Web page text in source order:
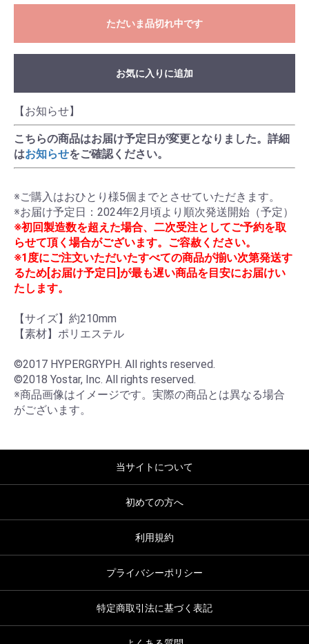
ただいま品切れ中です
お気に入りに追加
【お知らせ】
こちらの商品はお届け予定日が変更となりました。詳細
はお知らせをご確認ください。
※ご購入はおひとり様5個までとさせていただきます。
※初回製造数を超えた場合、二次受注としてご予約を取
らせて頂く場合がございます。ご容赦ください。
※1度にご注文いただいたすべての商品が揃い次第発送す
るため[お届け予定日]が最も遅い商品を目安にお届けい
たします。
【サイズ】約210mm
【素材】ポリエステル
©2017 HYPERGRYPH. All rights reserved.
©2018 Yostar, Inc. All rights reserved.
※商品画像はイメージです。実際の商品とは異なる場合
がございます。
当サイトについて
初めての方へ
利用規約
プライバシーポリシー
特定商取引法に基づく表記